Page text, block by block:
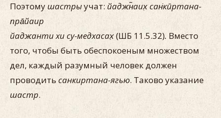
Поэтому шастрыучат: йаджн̃аих̣ сан̇кӣртана-
пра̄йаир
йаджанти хи су-медхасах̣(ШБ 11.5.32). Вместо
того, чтобы быть обеспокоеным множеством
дел, каждый разумный человек должен
проводить санкиртана-ягью. Таково указание
шастр.